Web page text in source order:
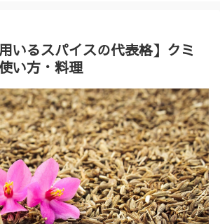
いるスパイスの代表格】クミ
い方・料理